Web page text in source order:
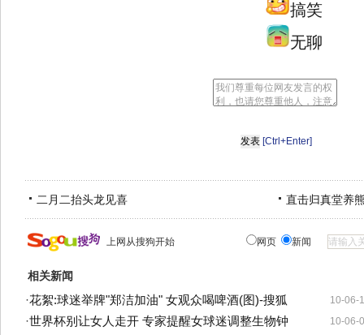
搞笑
无聊
[Ctrl+Enter]
二月二抬头龙见喜 直击归真堂养
上网从搜狗开始 网页 新闻
相关新闻
10-06-
·花絮:球迷举牌"郑洁加油" 女观众喝啤酒(图)-搜狐
10-06-
·世界杯别让女人走开 专家提醒女球迷调整生物钟